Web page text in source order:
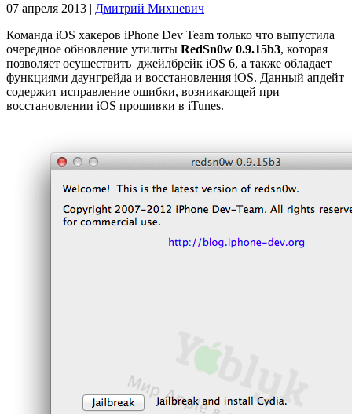
07 апреля 2013 | Дмитрий Михневич
Команда iOS хакеров iPhone Dev Team только что выпустила
очередное обновление утилиты RedSn0w 0.9.15b3, которая
позволяет осуществить джейлбрейк iOS 6, а также обладает
функциями даунгрейда и восстановления iOS. Данный апдейт
содержит исправление ошибки, возникающей при
восстановлении iOS прошивки в iTunes.